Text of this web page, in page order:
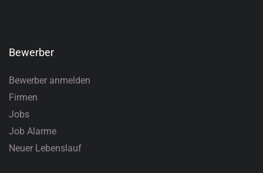
Bewerber
Bewerber anmelden
Firmen
Jobs
Job Alarme
Neuer Lebenslauf